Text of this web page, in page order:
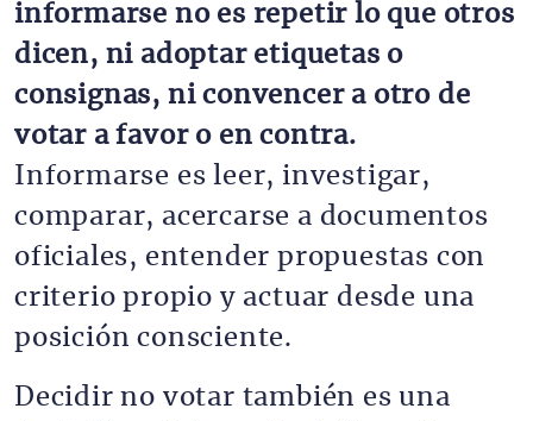
informarse no es repetir lo que otros
dicen, ni adoptar etiquetas o
consignas, ni convencer a otro de
votar a favor o en contra.
Informarse es leer, investigar,
comparar, acercarse a documentos
oficiales, entender propuestas con
criterio propio y actuar desde una
posición consciente.
Decidir no votar también es una